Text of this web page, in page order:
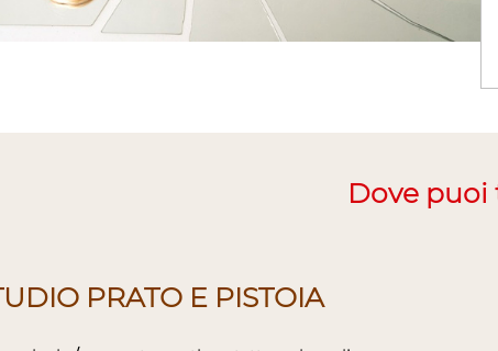
Dove
PRATO E PISTOIA